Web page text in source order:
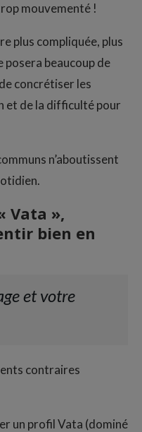
mouvementé !
plus compliquée, plus
posera beaucoup de
concrétiser les
et de la difficulté pour
n’aboutissent
Vata »,
bien en
et votre
contraires
un profil Vata (dominé